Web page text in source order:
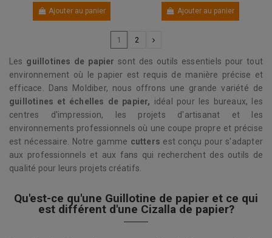
Ajouter au panier Ajouter au panier
1 2
Les guillotines de papier sont des outils essentiels pour tout
environnement où le papier est requis de manière précise et
efficace. Dans Moldiber, nous offrons une grande variété de
guillotines et échelles de papier, idéal pour les bureaux, les
centres d'impression, les projets d'artisanat et les
environnements professionnels où une coupe propre et précise
est nécessaire. Notre gamme cutters est conçu pour s'adapter
aux professionnels et aux fans qui recherchent des outils de
qualité pour leurs projets créatifs.
Qu'est-ce qu'une Guillotine de papier et ce qui
est différent d'une Cizalla de papier?